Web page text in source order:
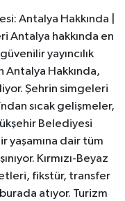
Antalya Hakkında |
Antalya hakkında en
yayıncılık
Antalya Hakkında,
Şehrin simgeleri
sıcak gelişmeler,
Belediyesi
yaşamına dair tüm
Kırmızı-Beyaz
fikstür, transfer
atıyor. Turizm